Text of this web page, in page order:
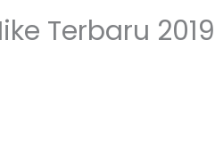
Terbaru 2019